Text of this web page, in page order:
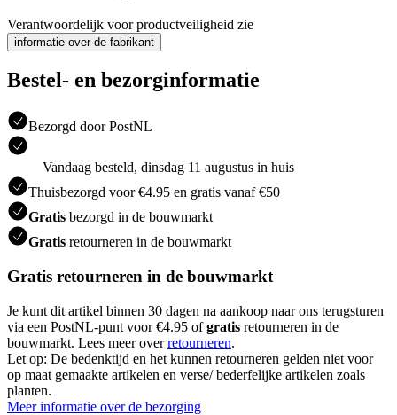
Verantwoordelijk voor productveiligheid zie
informatie over de fabrikant
Bestel- en bezorginformatie
Bezorgd door PostNL
Vandaag besteld, dinsdag 11 augustus in huis
Thuisbezorgd voor €4.95 en gratis vanaf €50
Gratis bezorgd in de bouwmarkt
Gratis retourneren in de bouwmarkt
Gratis retourneren in de bouwmarkt
Je kunt dit artikel binnen 30 dagen na aankoop naar ons terugsturen
via een PostNL-punt voor €4.95 ofgratis retourneren in de
bouwmarkt. Lees meer overretourneren.
Let op: De bedenktijd en het kunnen retourneren gelden niet voor
op maat gemaakte artikelen en verse/ bederfelijke artikelen zoals
planten.
Meer informatie over de bezorging